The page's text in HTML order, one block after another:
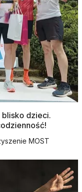
blisko dzieci.
MOST